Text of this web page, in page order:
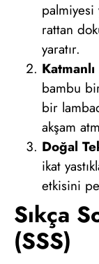
rattan
yaratır.
bambu
bir
akşam
Doğal
ikat
etkisini
Sıkça
(SSS)